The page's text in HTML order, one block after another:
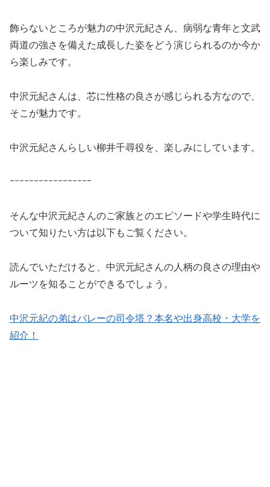
飾らないところが魅力の中沢元紀さん、病弱な青年と文武
両道の強さを備えた成長した姿をどう演じられるのか今か
ら楽しみです。
中沢元紀さんは、芯に性格の良さが感じられる方なので、
そこが魅力です。
中沢元紀さんらしい柳井千尋役を、楽しみにしています。
ｰｰｰｰｰｰｰｰｰｰｰｰｰｰｰｰｰ
そんな中沢元紀さんのご家族とのエピソードや学生時代に
ついて知りたい方は以下もご覧ください。
読んでいただけると、中沢元紀さんの人柄の良さの理由や
ルーツを知ることができるでしょう。
中沢元紀の弟はバレーの司令塔？本名や出身高校・大学を
紹介！